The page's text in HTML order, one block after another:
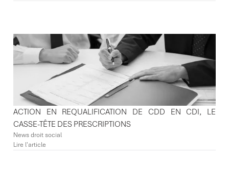
ACTION EN REQUALIFICATION DE CDD EN CDI, LE
CASSE-TÊTE DES PRESCRIPTIONS
News droit social
Lire l'article